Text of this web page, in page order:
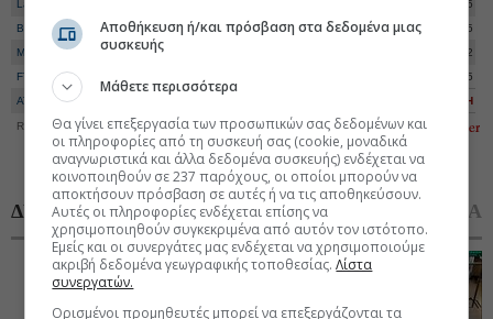
Large Cap
Banks
3.039,29
+0,16%
Mid Cap
3.155,14
FTSE DIV
ATHEX ESG
37.430.705
Ανοδικές
65
42
15
ΚΛΕΙΣΤΗ
Realtime Data7/8/2026-17:25
ΔΗΜΟΦΙΛΗ ΣΧΟΛΙΑΣΜΕΝΑ
1
Χρηματιστήριο: Ποιες μετοχές και κλάδοι έχουν
ακόμη περιθώρια ανόδου
Αποθήκευση ή/και πρόσβαση στα δεδομένα μιας
συσκευής
Μάθετε περισσότερα
Θα γίνει επεξεργασία των προσωπικών σας δεδομένων και
οι πληροφορίες από τη συσκευή σας (cookie, μοναδικά
αναγνωριστικά και άλλα δεδομένα συσκευής) ενδέχεται να
κοινοποιηθούν σε 237 παρόχους, οι οποίοι μπορούν να
αποκτήσουν πρόσβαση σε αυτές ή να τις αποθηκεύσουν.
Αυτές οι πληροφορίες ενδέχεται επίσης να
χρησιμοποιηθούν συγκεκριμένα από αυτόν τον ιστότοπο.
Εμείς και οι συνεργάτες μας ενδέχεται να χρησιμοποιούμε
ακριβή δεδομένα γεωγραφικής τοποθεσίας.Λίστα
συνεργατών.
Ορισμένοι προμηθευτές μπορεί να επεξεργάζονται τα